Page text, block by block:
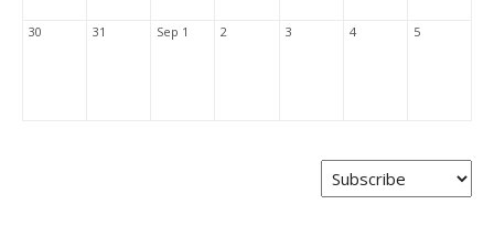
30 31 Sep 1 2 3 4 5